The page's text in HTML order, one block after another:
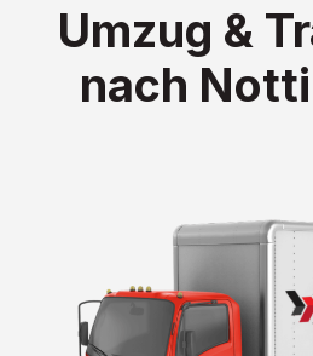
Umzug &
nach